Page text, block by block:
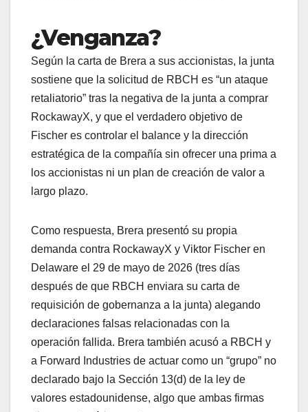
¿Venganza?
Según la carta de Brera a sus accionistas, la junta
sostiene que la solicitud de RBCH es “un ataque
retaliatorio” tras la negativa de la junta a comprar
RockawayX, y que el verdadero objetivo de
Fischer es controlar el balance y la dirección
estratégica de la compañía sin ofrecer una prima a
los accionistas ni un plan de creación de valor a
largo plazo.
Como respuesta, Brera presentó su propia
demanda contra RockawayX y Viktor Fischer en
Delaware el 29 de mayo de 2026 (tres días
después de que RBCH enviara su carta de
requisición de gobernanza a la junta) alegando
declaraciones falsas relacionadas con la
operación fallida. Brera también acusó a RBCH y
a Forward Industries de actuar como un “grupo” no
declarado bajo la Sección 13(d) de la ley de
valores estadounidense, algo que ambas firmas